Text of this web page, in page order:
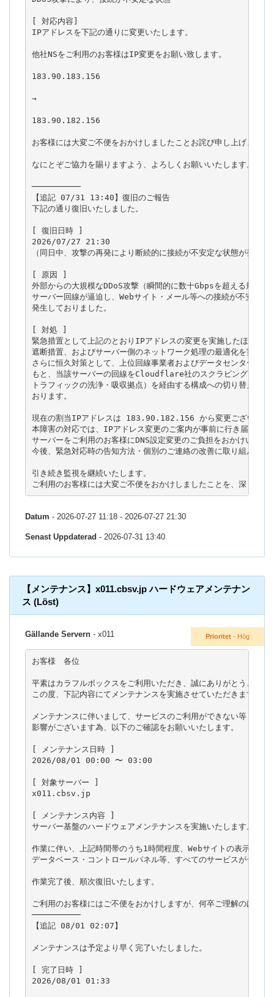
[ 対応内容]
IPアドレスを下記の通りに変更いたします。
他社NSをご利用のお客様はIP変更をお願い致します。
183.90.183.156
→
183.90.182.156
お客様には大変ご不便をおかけしましたことお詫び申し上げます。
なにとぞご協力を賜りますよう、よろしくお願いいたします。
──────────
【追記 07/31 13:40】復旧のご報告
下記の通り復旧いたしました。
[ 復旧日時 ]
2026/07/27 21:30
（同日中、攻撃の再発により断続的に接続が不安定な状態が発生し
[ 原因 ]
外部からの大規模なDDoS攻撃（瞬間的に数十Gbpsを超える規模）
サーバー回線が逼迫し、Webサイト・メール等への接続が不安定と
発生しておりました。
[ 対処 ]
緊急措置として上記のとおりIPアドレスの変更を実施したほか、攻
遮断措置、およびサーバー側のネットワーク処理の最適化を実施い
さらに恒久対策として、上位回線事業者およびデータセンター各社
もと、当該サーバーの回線をCloudflare社のスクラビングセンタ
トラフィックの洗浄・吸収拠点）を経由する構成への切り替えを完
おります。
現在の割当IPアドレスは 183.90.182.156 から変更ございませ
本障害の対応では、IPアドレス変更のご案内が事前に行き届かず、
サーバーをご利用のお客様にDNS設定変更のご負担をおかけいたし
今後、緊急対応時の告知方法・個別のご連絡の改善に取り組んでま
引き続き監視を継続いたします。
ご利用のお客様には大変ご不便をおかけしましたことを、深くお詫
Datum - 2026-07-27 11:18 - 2026-07-27 21:30
Senast Uppdaterad - 2026-07-31 13:40
【メンテナンス】x011.cbsv.jp ハードウェアメンテナン
ス (Löst)
Prioritet - Hög
Gällande Servern - x011
お客様　各位
平素はカラフルボックスをご利用いただき、誠にありがとうござい
この度、下記内容にてメンテナンスを実施させていただきます。
メンテナンスに伴いまして、サービスのご利用ができない等
影響がございます為、以下のご確認をお願いいたします。
[ メンテナンス日時 ]
2026/08/01 00:00 〜 03:00
[ 対象サーバー ]
x011.cbsv.jp
[ メンテナンス内容 ]
サーバー基盤のハードウェアメンテナンスを実施いたします。
作業に伴い、上記時間帯のうち1時間程度、Webサイトの表示・メ
データベース・コントロールパネル等、すべてのサービスが一時
作業完了後、順次復旧いたします。
ご利用のお客様にはご不便をおかけしますが、何卒ご理解のほどお
──────────
【追記 08/01 02:07】
メンテナンスは予定より早く完了いたしました。
[ 完了日時 ]
2026/08/01 01:33